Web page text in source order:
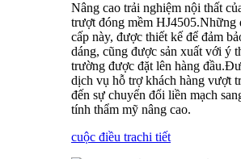
Nâng cao trải nghiệm nội thất
trượt đóng mềm HJ4505.Những
cấp này, được thiết kế để đảm
dáng, cũng được sản xuất với ý
trường được đặt lên hàng
dịch vụ hỗ trợ khách hàng vượt
đến sự chuyển đổi liền mạch
tính thẩm mỹ nâng cao.
cuộc điều trachi tiết